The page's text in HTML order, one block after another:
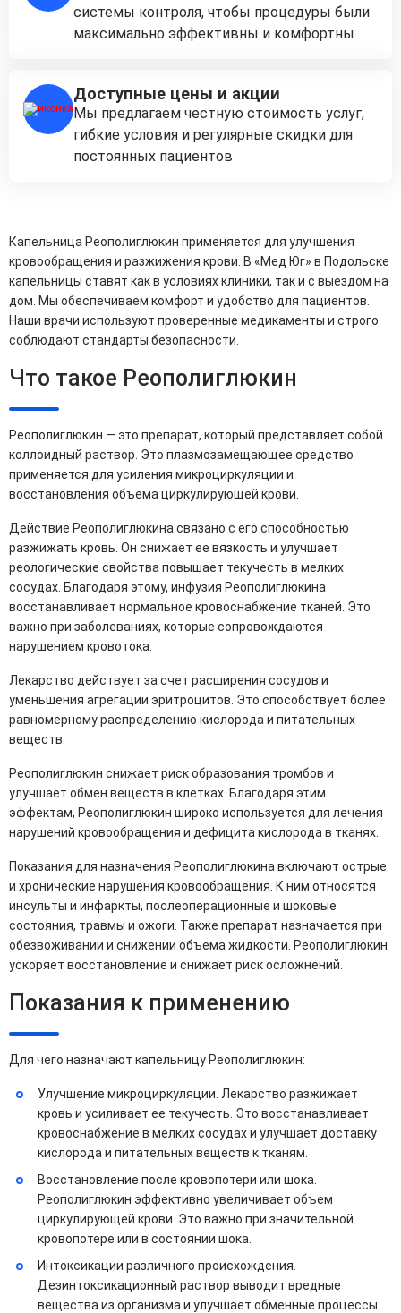
системы контроля, чтобы процедуры были
максимально эффективны и комфортны
Доступные цены и акции
Мы предлагаем честную стоимость услуг,
гибкие условия и регулярные скидки для
постоянных пациентов
Капельница Реополиглюкин применяется для улучшения
кровообращения и разжижения крови. В «Мед Юг» в Подольске
капельницы ставят как в условиях клиники, так и с выездом на
дом. Мы обеспечиваем комфорт и удобство для пациентов.
Наши врачи используют проверенные медикаменты и строго
соблюдают стандарты безопасности.
Что такое Реополиглюкин
Реополиглюкин — это препарат, который представляет собой
коллоидный раствор. Это плазмозамещающее средство
применяется для усиления микроциркуляции и
восстановления объема циркулирующей крови.
Действие Реополиглюкина связано с его способностью
разжижать кровь. Он снижает ее вязкость и улучшает
реологические свойства повышает текучесть в мелких
сосудах. Благодаря этому, инфузия Реополиглюкина
восстанавливает нормальное кровоснабжение тканей. Это
важно при заболеваниях, которые сопровождаются
нарушением кровотока.
Лекарство действует за счет расширения сосудов и
уменьшения агрегации эритроцитов. Это способствует более
равномерному распределению кислорода и питательных
веществ.
Реополиглюкин снижает риск образования тромбов и
улучшает обмен веществ в клетках. Благодаря этим
эффектам, Реополиглюкин широко используется для лечения
нарушений кровообращения и дефицита кислорода в тканях.
Показания для назначения Реополиглюкина включают острые
и хронические нарушения кровообращения. К ним относятся
инсульты и инфаркты, послеоперационные и шоковые
состояния, травмы и ожоги. Также препарат назначается при
обезвоживании и снижении объема жидкости. Реополиглюкин
ускоряет восстановление и снижает риск осложнений.
Показания к применению
Для чего назначают капельницу Реополиглюкин:
Улучшение микроциркуляции. Лекарство разжижает
кровь и усиливает ее текучесть. Это восстанавливает
кровоснабжение в мелких сосудах и улучшает доставку
кислорода и питательных веществ к тканям.
Восстановление после кровопотери или шока.
Реополиглюкин эффективно увеличивает объем
циркулирующей крови. Это важно при значительной
кровопотере или в состоянии шока.
Интоксикации различного происхождения.
Дезинтоксикационный раствор выводит вредные
вещества из организма и улучшает обменные процессы.